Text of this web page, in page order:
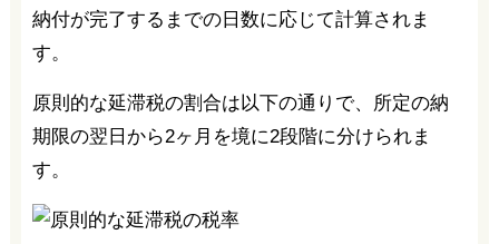
納付が完了するまでの日数に応じて計算されま
す。
原則的な延滞税の割合は以下の通りで、所定の納
期限の翌日から2ヶ月を境に2段階に分けられま
す。